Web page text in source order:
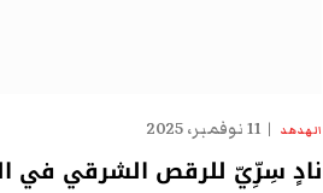
الهدهد 11 نوفمبر، 2025
نادٍ سِرِّيّ للرقص الشرقي في